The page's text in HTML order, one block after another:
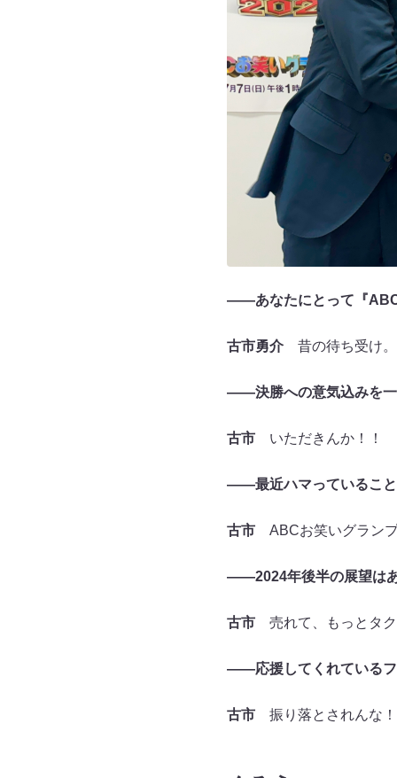
――あなたにとって『
古市勇介昔の待ち受け。
――決勝への意気込みを
古市いただきんか！！
――最近ハマっていること
古市ABCお笑いグラン
――2024年後半の展望は
古市売れて、もっとタク
――応援してくれているフ
古市振り落とされんな